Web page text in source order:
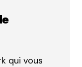
qui vous